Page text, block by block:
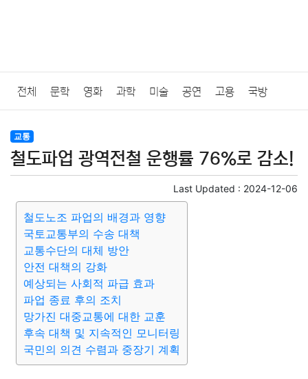
전체 문학 영화 과학 미술 공연 고용 국방
법률
질병 가요 방송 일상 주식 암호화폐 블록체인
결혼 육아 반려동물 패션 미용
요리 상품리뷰 원예 금융
대출 자동차 취미 여행
종교 사회 정치 건강 의료
부동산 외국어 교육 교통 생활
교통
철도파업 광역전철 운행률 76%로 감소!
Last Updated : 2024-12-06
철도노조 파업의 배경과 영향
국토교통부의 수송 대책
교통수단의 대체 방안
안전 대책의 강화
예상되는 사회적 파급 효과
파업 종료 후의 조치
망가진 대중교통에 대한 교훈
후속 대책 및 지속적인 모니터링
국민의 의견 수렴과 중장기 계획